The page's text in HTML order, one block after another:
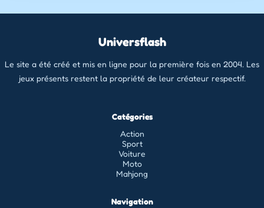
Universflash
Le site a été créé et mis en ligne pour la première fois en 2004. Les
jeux présents restent la propriété de leur créateur respectif.
Catégories
Action
Sport
Voiture
Moto
Mahjong
Navigation